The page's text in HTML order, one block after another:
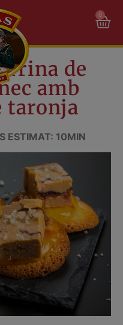
0
de
amb
taronja
ESTIMAT: 10MIN